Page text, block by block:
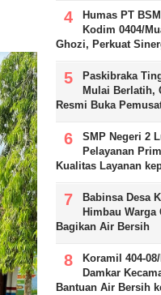
Humas PT
Kodim 0404/
Ghozi, Perkuat
Paskibraka
Mulai Berlatih,
Resmi Buka
SMP Negeri 2
Pelayanan
Kualitas Layanan
Babinsa Desa
Himbau Warga
Bagikan Air Bersih
Koramil 404-
Damkar
Bantuan Air Bersih